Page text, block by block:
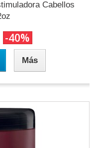
Cabellos
-40%
Más